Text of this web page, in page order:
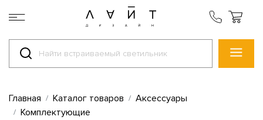
Главная Каталог товаров
Аксессуары
Комплектующие